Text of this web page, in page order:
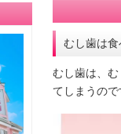
むし歯は食
むし歯は、
てしまうの